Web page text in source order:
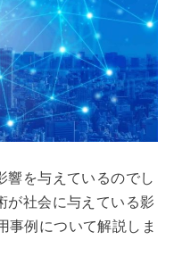
響を与えているのでし
が社会に与えている影
事例について解説しま